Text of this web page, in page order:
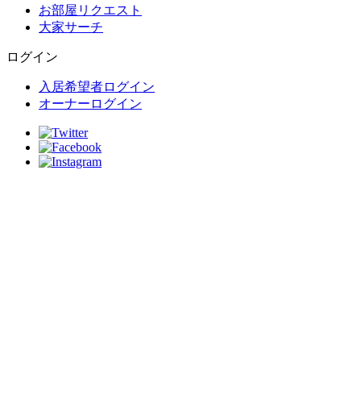
お部屋リクエスト
大家サーチ
ログイン
入居希望者ログイン
オーナーログイン